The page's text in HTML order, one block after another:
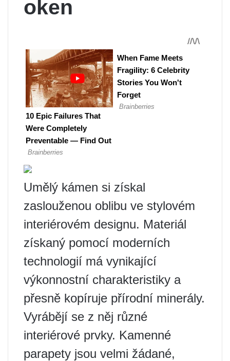
oken
Umělý kámen si získal
zaslouženou oblibu ve stylovém
interiérovém designu. Materiál
získaný pomocí moderních
technologií má vynikající
výkonnostní charakteristiky a
přesně kopíruje přírodní minerály.
Vyrábějí se z něj různé
interiérové ​​prvky. Kamenné
parapety jsou velmi žádané,